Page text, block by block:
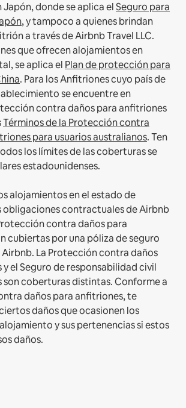
donde se aplica elSeguro para
, y tampoco a quienes brindan
a través de Airbnb Travel LLC.
que ofrecen alojamientos en
se aplica el Plan de protección para
. Para los Anfitriones cuyo país de
se encuentre en
contra daños para anfitriones
Términos de la Protección contra
para usuarios australianos. Ten
los límites de las coberturas se
estadounidenses.
alojamientos en el estado de
obligaciones contractuales de Airbnb
contra daños para
cubiertas por una póliza de seguro
La Protección contra daños
el Seguro de responsabilidad civil
son coberturas distintas. Conforme a
daños para anfitriones, te
daños que ocasionen los
y sus pertenencias si estos
daños.